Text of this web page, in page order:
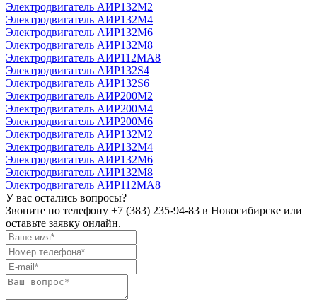
Электродвигатель АИР132М2
Электродвигатель АИР132М4
Электродвигатель АИР132М6
Электродвигатель АИР132М8
Электродвигатель АИР112МА8
Электродвигатель АИР132S4
Электродвигатель АИР132S6
Электродвигатель АИР200М2
Электродвигатель АИР200М4
Электродвигатель АИР200М6
Электродвигатель АИР132М2
Электродвигатель АИР132М4
Электродвигатель АИР132М6
Электродвигатель АИР132М8
Электродвигатель АИР112МА8
У вас остались вопросы?
Звоните по телефону +7 (383) 235-94-83 в Новосибирске или
оставьте заявку онлайн.